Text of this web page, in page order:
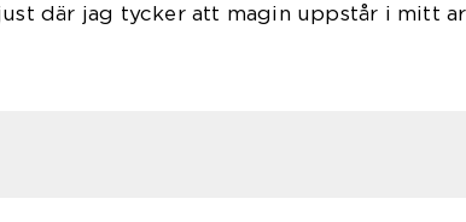
där jag tycker att magin uppstår i mitt